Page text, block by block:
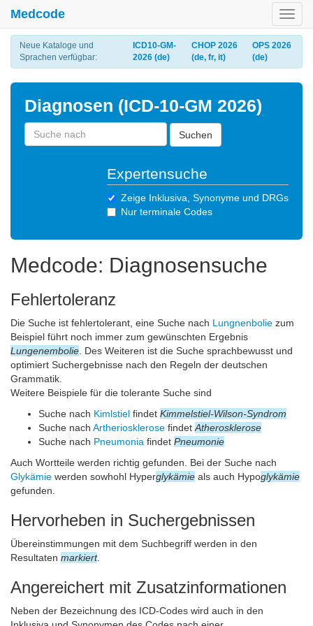
Medcode
Neue Kataloge und
Sprachen verfügbar:
ICD10-GM-
2026 (de)
CHOP 2026
(de, fr, it)
OPS 2026
(de)
Diagnosen (ICD-10-GM 2026)
Suchen
Expertensuche
Zeige Inklusiva, Synonyme und DRGs
Nur terminale Codes
Medcode: Diagnosensuche
Fehlertoleranz
Die Suche ist fehlertolerant, eine Suche nach Lungnenbolie zum
Beispiel führt noch immer zum gewünschten Ergebnis
Lungenembolie . Des Weiteren ist die Suche sprachbewusst und
optimiert Suchergebnisse nach den Regeln der deutschen
Grammatik.
Weitere Beispiele für die tolerante Suche sind
Suche nach Kimlstiel findet Kimmelstiel-Wilson-Syndrom
Suche nach Artheriosklerose findet Atherosklerose
Suche nach Pneumonia findet Pneumonie
Auch Wortteile werden richtig gefunden. Bei der Suche nach
Glykämie werden sowhohl Hyperglykämie als auch Hypoglykämie
gefunden.
Hervorheben in Suchergebnissen
Übereinstimmungen mit dem Suchbegriff werden in den
Resultaten markiert.
Angereichert mit Zusatzinformationen
Neben der Bezeichnung des ICD-Codes wird auch in den